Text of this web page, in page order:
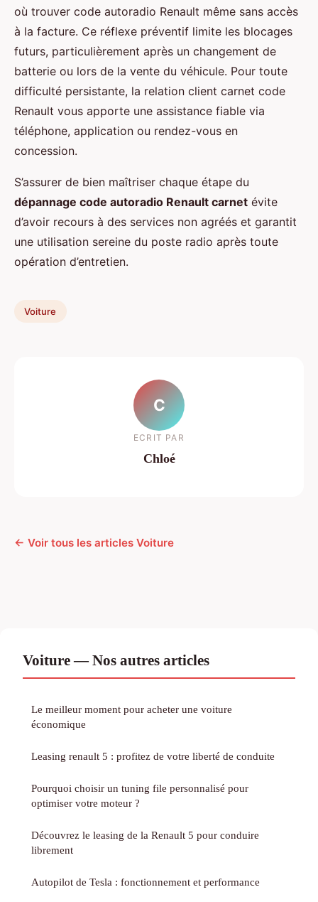
où trouver code autoradio Renault même sans accès
à la facture. Ce réflexe préventif limite les blocages
futurs, particulièrement après un changement de
batterie ou lors de la vente du véhicule. Pour toute
difficulté persistante, la relation client carnet code
Renault vous apporte une assistance fiable via
téléphone, application ou rendez-vous en
concession.
S’assurer de bien maîtriser chaque étape du
dépannage code autoradio Renault carnet évite
d’avoir recours à des services non agréés et garantit
une utilisation sereine du poste radio après toute
opération d’entretien.
Voiture
C
ECRIT PAR
Chloé
← Voir tous les articles Voiture
Voiture — Nos autres articles
Le meilleur moment pour acheter une voiture
économique
Leasing renault 5 : profitez de votre liberté de conduite
Pourquoi choisir un tuning file personnalisé pour
optimiser votre moteur ?
Découvrez le leasing de la Renault 5 pour conduire
librement
Autopilot de Tesla : fonctionnement et performance